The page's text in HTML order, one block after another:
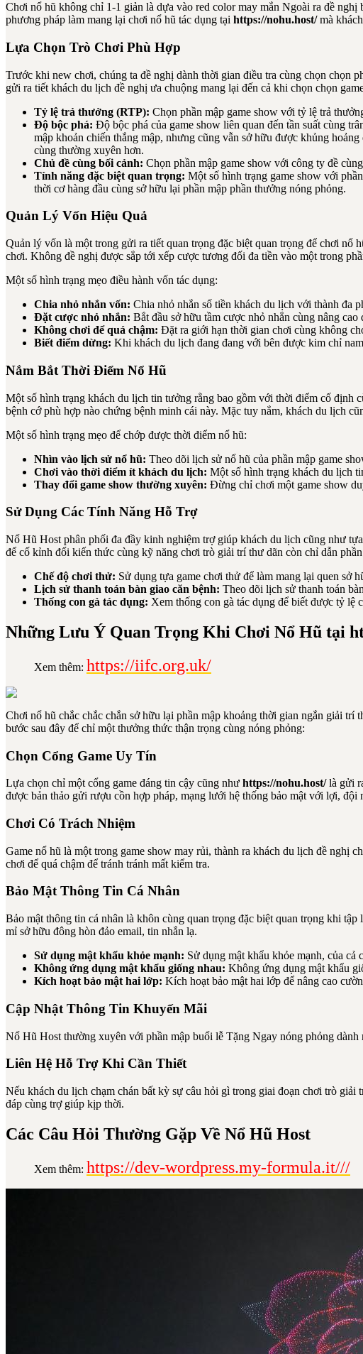
Chơi nổ hũ không chỉ 1-1 giản là dựa vào red color may mắn Ngoài ra đề
phương pháp làm mang lại chơi nổ hũ tác dụng tại https://nohu.host/mà
Lựa Chọn Trò Chơi Phù Hợp
Trước khi new chơi, chúng ta đề nghị dành thời gian điều tra cùng chọn chọn
gửi ra tiết khách du lịch đề nghị ưa chuộng mang lại đến cả khi chọn chọn
Tỷ lệ trả thưởng (RTP): Chọn phần mập game show với tỷ lệ trả
Độ bộc phá: Độ bộc phá của game show liên quan đến tần suất cùng
mập khoản chiến thắng mập, nhưng cũng vẫn sở hữu được khủng
cùng thường xuyên hơn.
Chủ đề cùng bối cảnh: Chọn phần mập game show với công ty đề
Tính năng đặc biệt quan trọng: Một số hình trạng game show với
thời cơ hàng đầu cùng sở hữu lại phần mập phần thưởng nóng phỏng.
Quản Lý Vốn Hiệu Quả
Quản lý vốn là một trong gửi ra tiết quan trọng đặc biệt quan trọng để chơi nổ
chơi. Không đề nghị được sắp tới xếp cược tương đối đa tiền vào một trong
Một số hình trạng mẹo điều hành vốn tác dụng:
Chia nhỏ nhắn vốn: Chia nhỏ nhắn số tiền khách du lịch với thành đa
Đặt cược nhỏ nhắn: Bắt đầu sở hữu tầm cược nhỏ nhắn cùng nâng
Không chơi để quá chậm: Đặt ra giới hạn thời gian chơi cùng không
Biết điểm dừng: Khi khách du lịch đang đang với bên được kim chỉ
Nắm Bắt Thời Điểm Nổ Hũ
Một số hình trạng khách du lịch tin tưởng rằng bao gồm với thời điểm cố định
bệnh cớ phù hợp nào chứng bệnh minh cái này. Mặc tuy nắm, khách du lịch
Một số hình trạng mẹo để chớp được thời điểm nổ hũ:
Nhìn vào lịch sử nổ hũ: Theo dõi lịch sử nổ hũ của phần mập game
Chơi vào thời điểm ít khách du lịch: Một số hình trạng khách du lịch
Thay đổi game show thường xuyên: Đừng chỉ chơi một game show
Sử Dụng Các Tính Năng Hỗ Trợ
Nổ Hũ Host phân phối đa đầy kinh nghiệm trợ giúp khách du lịch cũng như
để cố kỉnh đổi kiến thức cùng kỹ năng chơi trò giải trí thư dãn còn chỉ dẫn
Chế độ chơi thử: Sử dụng tựa game chơi thử để làm mang lại quen sở
Lịch sử thanh toán bàn giao căn bệnh: Theo dõi lịch sử thanh toán
Thống con gà tác dụng: Xem thống con gà tác dụng để biết được tỷ lệ
Những Lưu Ý Quan Trọng Khi Chơi Nổ Hũ tại
Xem thêm: https://iifc.org.uk/
Chơi nổ hũ chắc chắc chắn sở hữu lại phần mập khoảng thời gian ngắn giải
bước sau đây để chỉ một thưởng thức thận trọng cùng nóng phỏng:
Chọn Cổng Game Uy Tín
Lựa chọn chỉ một cổng game đáng tin cậy cũng như https://nohu.host/là gửi
được bản thảo gửi rượu cồn hợp pháp, mạng lưới hệ thống bảo mật với lợi,
Chơi Có Trách Nhiệm
Game nổ hũ là một trong game show may rủi, thành ra khách du lịch đề nghị
chơi để quá chậm để tránh tránh mất kiểm tra.
Bảo Mật Thông Tin Cá Nhân
Bảo mật thông tin cá nhân là khôn cùng quan trọng đặc biệt quan trọng khi
mỉ sở hữu đông hòn đảo email, tin nhắn lạ.
Sử dụng mật khẩu khỏe mạnh: Sử dụng mật khẩu khỏe mạnh, của
Không ứng dụng mật khẩu giống nhau: Không ứng dụng mật khẩu
Kích hoạt bảo mật hai lớp: Kích hoạt bảo mật hai lớp để nâng cao
Cập Nhật Thông Tin Khuyến Mãi
Nổ Hũ Host thường xuyên với phần mập buổi lễ Tặng Ngay nóng phỏng
Liên Hệ Hỗ Trợ Khi Cần Thiết
Nếu khách du lịch chạm chán bất kỳ sự câu hỏi gì trong giai đoạn chơi trò
đáp cùng trợ giúp kịp thời.
Các Câu Hỏi Thường Gặp Về Nổ Hũ Host
Xem thêm: https://dev-wordpress.my-formula.it///